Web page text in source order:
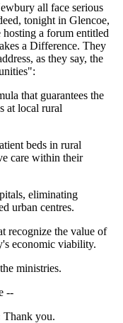
all face serious
tonight in Glencoe,
a forum entitled
a Difference. They
as they say, the
that guarantees the
at local rural
beds in rural
care within their
eliminating
urban centres.
recognize the value of
economic viability.
ministries.
--
Thank you.